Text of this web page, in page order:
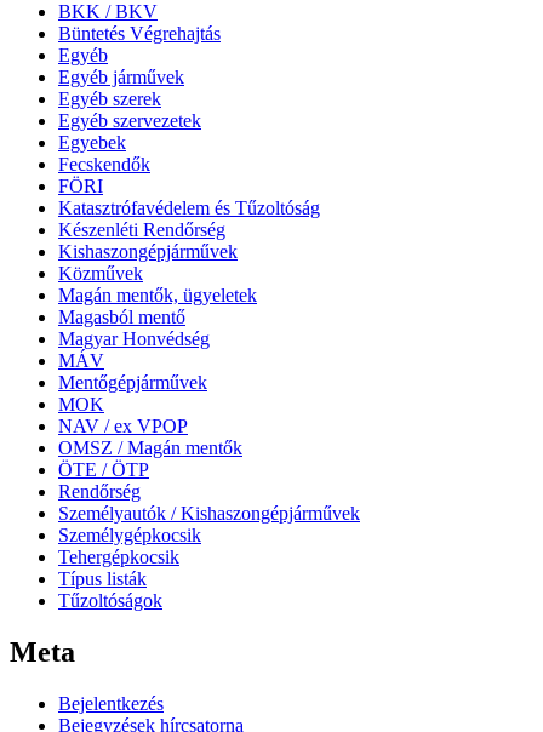
BKK / BKV
Büntetés Végrehajtás
Egyéb
Egyéb járművek
Egyéb szerek
Egyéb szervezetek
Egyebek
Fecskendők
FÖRI
Katasztrófavédelem és Tűzoltóság
Készenléti Rendőrség
Kishaszongépjárművek
Közművek
Magán mentők, ügyeletek
Magasból mentő
Magyar Honvédség
MÁV
Mentőgépjárművek
MOK
NAV / ex VPOP
OMSZ / Magán mentők
ÖTE / ÖTP
Rendőrség
Személyautók / Kishaszongépjárművek
Személygépkocsik
Tehergépkocsik
Típus listák
Tűzoltóságok
Meta
Bejelentkezés
Bejegyzések hírcsatorna